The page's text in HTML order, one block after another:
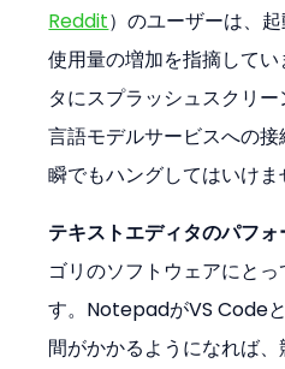
Reddit）のユーザーは、
使用量の増加を指摘して
タにスプラッシュスクリー
言語モデルサービスへの
瞬でもハングしてはいけま
テキストエディタのパフォ
ゴリのソフトウェアにと
す。NotepadがVS Code
間がかかるようになれば